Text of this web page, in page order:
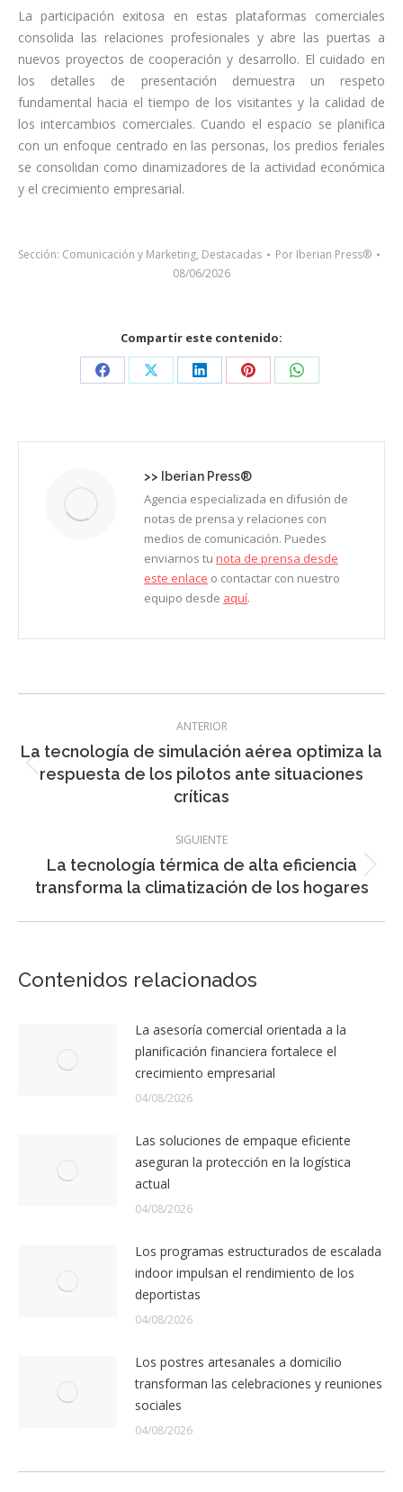
La participación exitosa en estas plataformas comerciales
consolida las relaciones profesionales y abre las puertas a
nuevos proyectos de cooperación y desarrollo. El cuidado en
los detalles de presentación demuestra un respeto
fundamental hacia el tiempo de los visitantes y la calidad de
los intercambios comerciales. Cuando el espacio se planifica
con un enfoque centrado en las personas, los predios feriales
se consolidan como dinamizadores de la actividad económica
y el crecimiento empresarial.
Sección: Comunicación y Marketing, Destacadas Por Iberian Press®
08/06/2026
Compartir este contenido:
Share
Facebook
Share
X
Share
LinkedIn
Share
Pinterest
Share
WhatsApp
>> Iberian Press®
Agencia especializada en difusión de
notas de prensa y relaciones con
medios de comunicación. Puedes
enviarnos tu nota de prensa desde
este enlace o contactar con nuestro
equipo desde aquí.
entre
entradas
ANTERIOR
Entrada
anterior:
La tecnología de simulación aérea optimiza la
respuesta de los pilotos ante situaciones
críticas
SIGUIENTE
Entrada
siguiente:
La tecnología térmica de alta eficiencia
transforma la climatización de los hogares
Contenidos relacionados
La asesoría comercial orientada a la
planificación financiera fortalece el
crecimiento empresarial
04/08/2026
Las soluciones de empaque eficiente
aseguran la protección en la logística
actual
04/08/2026
Los programas estructurados de escalada
indoor impulsan el rendimiento de los
deportistas
04/08/2026
Los postres artesanales a domicilio
transforman las celebraciones y reuniones
sociales
04/08/2026